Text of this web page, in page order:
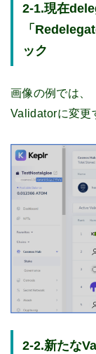
2-1.現在
「
ック
画像の例では、
Validatorに変更
2-2.新たな